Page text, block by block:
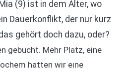
(9) ist in dem Alter, wo
Dauerkonflikt, der nur kurz
gehört doch dazu, oder?
gebucht. Mehr Platz, eine
hatten wir eine